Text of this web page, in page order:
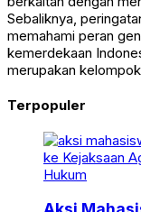
Sebaliknya,
memahami peran
kemerdekaan
merupakan
Terpopuler
Hukum